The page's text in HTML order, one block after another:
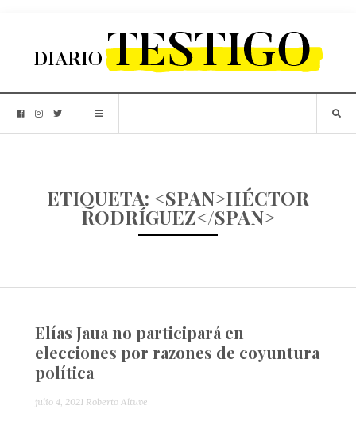
ETIQUETA: <SPAN>HÉCTOR
RODRÍGUEZ</SPAN>
Elías Jaua no participará en
elecciones por razones de coyuntura
política
julio 4, 2021 Roberto Altuve